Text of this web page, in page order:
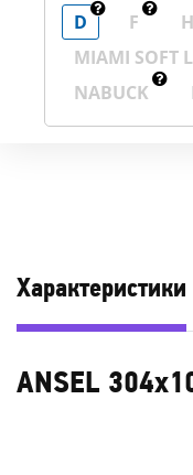
D F H
MIAMI SOFT
NABUCK
Характеристики
ANSEL